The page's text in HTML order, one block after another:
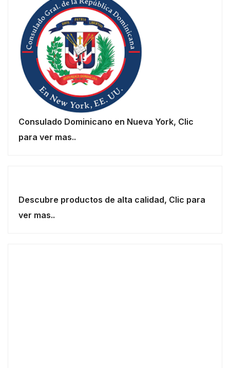
Consulado Dominicano en Nueva York, Clic
para ver mas..
Descubre productos de alta calidad, Clic para
ver mas..